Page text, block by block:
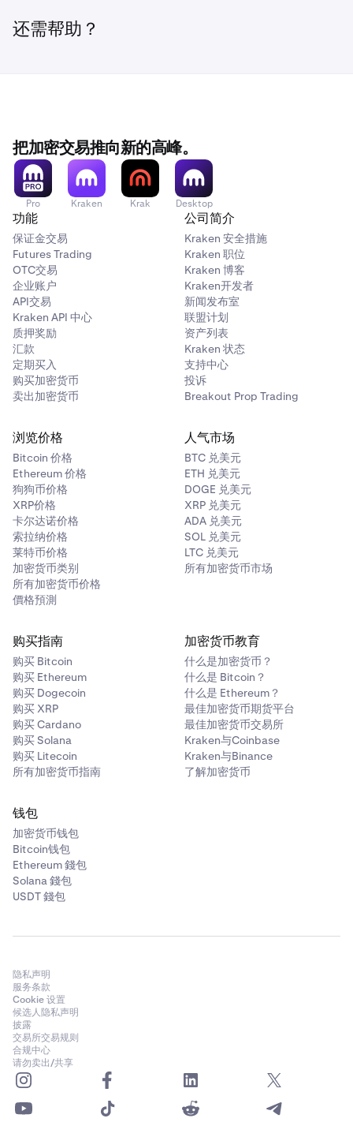
寸，从而将特定头寸的潜在损失降至该头寸的保证金。
现货杠杆
Multi-M 衍生品
注意： 启用后，您可以切换回当前独立的现货和衍生品钱
包。
• 启用统一钱包时，您 衍生品钱包中的所有余额都将移至
您的
•
要切换回独立钱包，您必须首先平仓所有衍生品头寸和
订单。余额不会自动移回您的衍生品钱包。
• Coin-M 衍生品余额
在统一钱包中，并且必须单
2 选择偏好设置
您的统一钱包中以美元计价的总保证金余额基于以下计算：
USD
100%
EUR
100%
BTC
99%
ETH
99%
要了解更多关于不同资产的抵押品价值比率，请访问
面。
注意：
— 参数可能会根据市场情况进行修改。Kraken 将提前通知
用户。
— 抵押品列表上的任何资产余额都将用于计算总账户净
值。
示例
假设交易者 A 的统一交易钱包中目前有 1,000 USD、1,000
EUR 和 0.1 BTC。
USD
1
1,000 x 1 x 100% = 1,000 USD
EUR
1.11 USD
BTC
106,639.81 USD
99%
0.1 x 106,639.81 x 99% ≈ 10,557.34119
在全仓保证金模式下，只要账户的维持保证金与净值比率低
有关保证金和强制平仓政策的更多详细信息，请参阅
则：强制平仓流程（统一钱包）
还需帮助？
把加密交易推向新的高峰。
Pro Kraken Krak Desktop
功能
保证金交易
Futures Trading
OTC交易
企业账户
API交易
Kraken API 中心
质押奖励
汇款
定期买入
购买加密货币
卖出加密货币
公司简介
Kraken 安全措施
Kraken 职位
Kraken 博客
Kraken开发者
新闻发布室
联盟计划
资产列表
Kraken 状态
支持中心
投诉
Breakout Prop Trading
浏览价格
Bitcoin 价格
Ethereum 价格
狗狗币价格
XRP价格
卡尔达诺价格
索拉纳价格
莱特币价格
加密货币类别
所有加密货币价格
價格預測
人气市场
BTC 兑美元
ETH 兑美元
DOGE 兑美元
XRP 兑美元
ADA 兑美元
SOL 兑美元
LTC 兑美元
所有加密货币市场
购买指南
购买 Bitcoin
购买 Ethereum
购买 Dogecoin
购买 XRP
购买 Cardano
购买 Solana
购买 Litecoin
所有加密货币指南
加密货币教育
什么是加密货币？
什么是 Bitcoin？
什么是 Ethereum？
最佳加密货币期货平台
最佳加密货币交易所
Kraken与Coinbase
Kraken与Binance
了解加密货币
钱包
加密货币钱包
Bitcoin钱包
Ethereum 錢包
Solana 錢包
USDT 錢包
隐私声明
服务条款
Cookie 设置
候选人隐私声明
披露
交易所交易规则
合规中心
请勿卖出/共享